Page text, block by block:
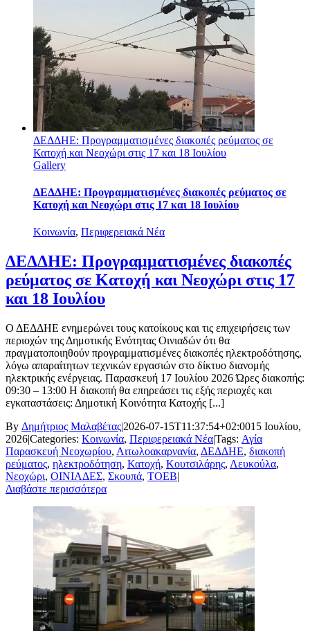
ΔΕΔΔΗΕ: Προγραμματισμένες διακοπές ρεύματος σε
Κατοχή και Νεοχώρι στις 17 και 18 Ιουλίου
Gallery
ΔΕΔΔΗΕ: Προγραμματισμένες διακοπές ρεύματος σε
Κατοχή και Νεοχώρι στις 17 και 18 Ιουλίου
Κοινωνία, Περιφερειακά Νέα
ΔΕΔΔΗΕ: Προγραμματισμένες διακοπές
ρεύματος σε Κατοχή και Νεοχώρι στις 17
και 18 Ιουλίου
Ο ΔΕΔΔΗΕ ενημερώνει τους κατοίκους και τις επιχειρήσεις των
περιοχών της Δημοτικής Ενότητας Οινιαδών ότι θα
πραγματοποιηθούν προγραμματισμένες διακοπές ηλεκτροδότησης,
λόγω απαραίτητων τεχνικών εργασιών στο δίκτυο διανομής
ηλεκτρικής ενέργειας. Παρασκευή 17 Ιουλίου 2026 Ώρες διακοπής:
09:30 – 13:00 Η διακοπή θα επηρεάσει τις εξής περιοχές και
εγκαταστάσεις: Δημοτική Κοινότητα Κατοχής [...]
By Δημήτριος Μαλαβέτας|2026-07-15T11:37:54+02:0015 Ιουλίου,
2026|Categories: Κοινωνία, Περιφερειακά Νέα|Tags: Αγία
Παρασκευή Νεοχωρίου, Αιτωλοακαρνανία, ΔΕΔΔΗΕ, διακοπή
ρεύματος, ηλεκτροδότηση, Κατοχή, Κουτσιλάρης, Λευκούλα,
Νεοχώρι, ΟΙΝΙΑΔΕΣ, Σκουπά, ΤΟΕΒ|
Διαβάστε περισσότερα